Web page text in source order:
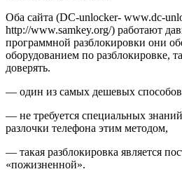
Оба сайта (DC-unlocker- www.dc-
http://www.samkey.org/) работают
программной разблокировки они
оборудованием по разблокировке,
доверять.
— один из самых дешевых способов
— не требуется специальных
разлочки телефона этим методом,
— такая разблокировка является
«пожизненной».